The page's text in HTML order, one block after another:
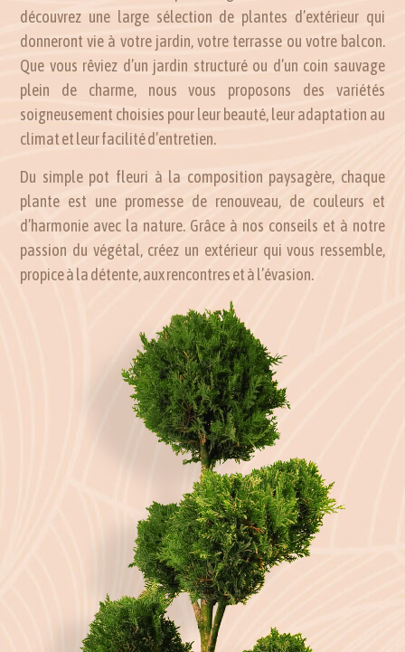
découvrez une large sélection de plantes d’extérieur qui
donneront vie à votre jardin, votre terrasse ou votre balcon.
Que vous rêviez d’un jardin structuré ou d’un coin sauvage
plein de charme, nous vous proposons des variétés
soigneusement choisies pour leur beauté, leur adaptation au
climat et leur facilité d’entretien.
Du simple pot fleuri à la composition paysagère, chaque
plante est une promesse de renouveau, de couleurs et
d’harmonie avec la nature. Grâce à nos conseils et à notre
passion du végétal, créez un extérieur qui vous ressemble,
propice à la détente, aux rencontres et à l’évasion.